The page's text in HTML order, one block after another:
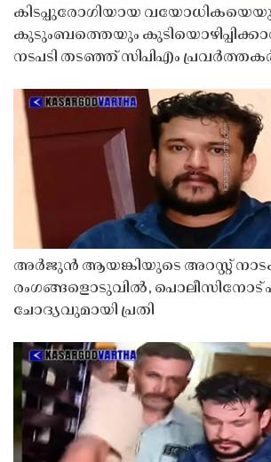
കിടപ്പുരോഗിയായ
കുടുംബത്തെയും
നടപടി തടഞ്ഞ് സിപിഎം
അർജുൻ ആയങ്കിയുടെ അറസ്റ്റ്
രംഗങ്ങളൊടുവിൽ, പൊലീസിനോട്
ചോദ്യവുമായി പ്രതി